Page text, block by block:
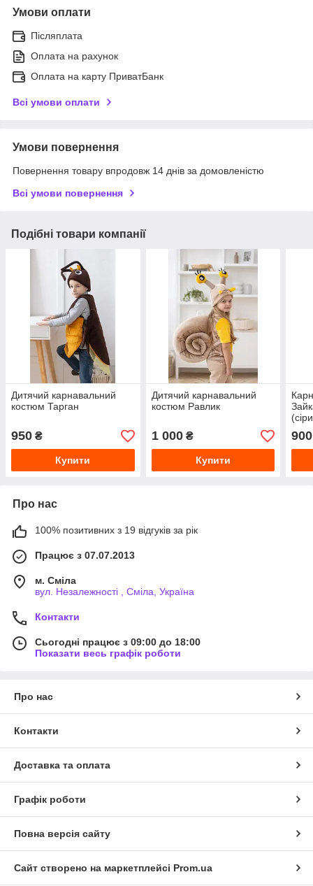
Умови оплати
Післяплата
Оплата на рахунок
Оплата на карту ПриватБанк
Всі умови оплати
Умови повернення
Повернення товару впродовж 14 днів за домовленістю
Всі умови повернення
Подібні товари компанії
Дитячий карнавальний
костюм Тарган
950 ₴
Купити
Дитячий карнавальний
костюм Равлик
1 000₴
Купити
900
Про нас
100% позитивних з 19 відгуків за рік
Працює з 07.07.2013
м. Сміла
вул. Незалежності , Сміла, Україна
Контакти
Сьогодні працює з 09:00 до 18:00
Показати весь графік роботи
Про нас
Контакти
Доставка та оплата
Графік роботи
Повна версія сайту
Сайт створено на маркетплейсі Prom.ua